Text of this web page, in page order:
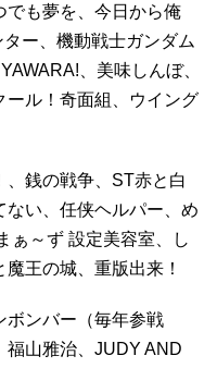
でも夢を、今日から俺
ー、機動戦士ガンダム
、美味しんぼ、
ール！奇面組、ウイング
、銭の戦争、ST赤と白
い、任侠ヘルパー、め
ぁ～ず 設定美容室、し
王の城、重版出来！
ボンバー（毎年参戦
福山雅治、JUDY AND